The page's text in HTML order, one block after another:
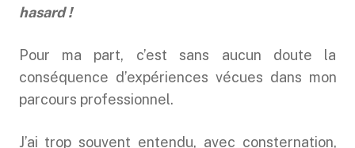
hasard !
Pour ma part, c’est sans aucun doute la
conséquence d’expériences vécues dans mon
parcours professionnel.
J’ai trop souvent entendu, avec consternation,